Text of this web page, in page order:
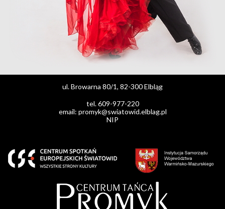
ul. Browarna 80/1, 82-300 Elbląg
tel. 609-977-220
email: promyk@swiatowid.elblag.pl
NIP